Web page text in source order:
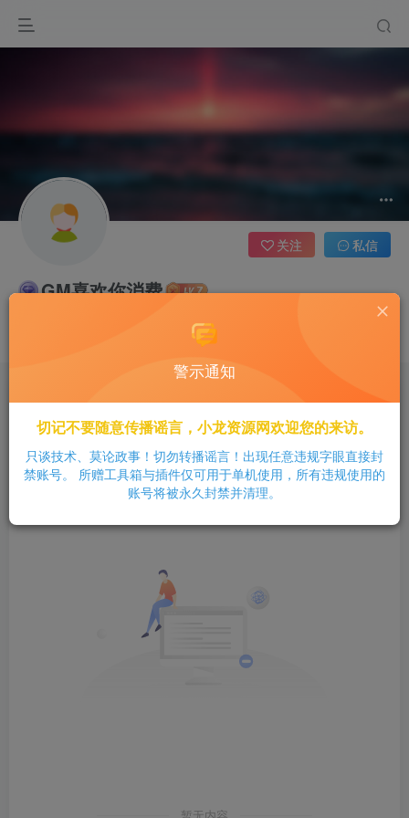
GM喜欢你消费
关注 私信
文章0 收藏0 评论1 粉丝0
发布 0 排序
警示通知
切记不要随意传播谣言，小龙资源网欢迎您的来访。
只谈技术、莫论政事！切勿转播谣言！出现任意违规字眼直接封
禁账号。 所赠工具箱与插件仅可用于单机使用，所有违规使用的
账号将被永久封禁并清理。